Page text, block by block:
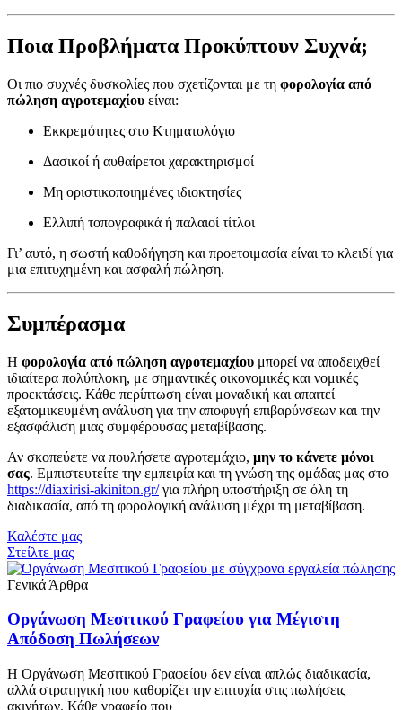
Ποια Προβλήματα Προκύπτουν Συχνά;
Οι πιο συχνές δυσκολίες που σχετίζονται με τη φορολογία από
πώληση αγροτεμαχίου είναι:
Εκκρεμότητες στο Κτηματολόγιο
Δασικοί ή αυθαίρετοι χαρακτηρισμοί
Μη οριστικοποιημένες ιδιοκτησίες
Ελλιπή τοπογραφικά ή παλαιοί τίτλοι
Γι’ αυτό, η σωστή καθοδήγηση και προετοιμασία είναι το κλειδί για
μια επιτυχημένη και ασφαλή πώληση.
Συμπέρασμα
Η φορολογία από πώληση αγροτεμαχίου μπορεί να αποδειχθεί
ιδιαίτερα πολύπλοκη, με σημαντικές οικονομικές και νομικές
προεκτάσεις. Κάθε περίπτωση είναι μοναδική και απαιτεί
εξατομικευμένη ανάλυση για την αποφυγή επιβαρύνσεων και την
εξασφάλιση μιας συμφέρουσας μεταβίβασης.
Αν σκοπεύετε να πουλήσετε αγροτεμάχιο, μην το κάνετε μόνοι
σας. Εμπιστευτείτε την εμπειρία και τη γνώση της ομάδας μας στο
https://diaxirisi-akiniton.gr/για πλήρη υποστήριξη σε όλη τη
διαδικασία, από τη φορολογική ανάλυση μέχρι τη μεταβίβαση.
Καλέστε μας
Στείλτε μας
Γενικά Άρθρα
Οργάνωση Μεσιτικού Γραφείου για Μέγιστη
Απόδοση Πωλήσεων
Η Οργάνωση Μεσιτικού Γραφείου δεν είναι απλώς διαδικασία,
αλλά στρατηγική που καθορίζει την επιτυχία στις πωλήσεις
ακινήτων. Κάθε γραφείο που